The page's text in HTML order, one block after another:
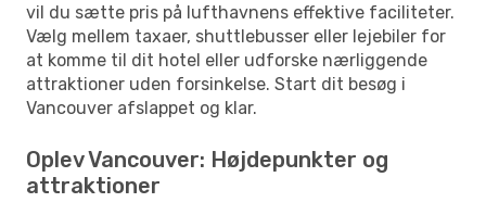
vil du sætte pris på lufthavnens effektive faciliteter.
Vælg mellem taxaer, shuttlebusser eller lejebiler for
at komme til dit hotel eller udforske nærliggende
attraktioner uden forsinkelse. Start dit besøg i
Vancouver afslappet og klar.
Oplev Vancouver: Højdepunkter og
attraktioner